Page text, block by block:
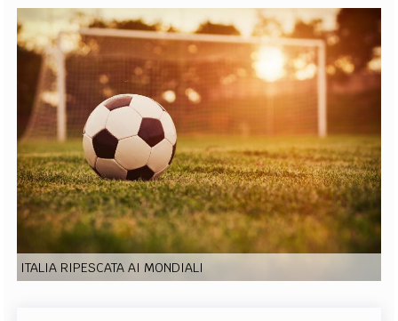
TEAM
FILODIRITTO REDAZIONE COMITATO SCIENTIFICO AUTORI CURATORI
FOTOGRAFI
PARTNER COLLABORA CON NOI
EXTRA
CODICI RUBRICHE LIBRI PROCEEDINGS PUBBLICITÀ CONTATTI
SOCIAL MEDIA
ITALIA RIPESCATA AI MONDIALI